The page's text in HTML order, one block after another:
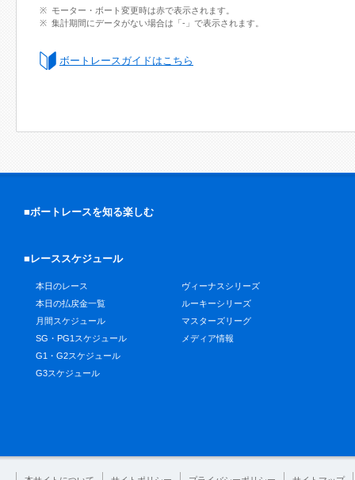
モーター・ボート変更時は赤で表示されます。
集計期間にデータがない場合は「-」で表示されます。
ボートレースガイドはこちら
■ボートレースを知る楽しむ
■レーススケジュール
本日のレース
本日の払戻金一覧
月間スケジュール
SG・PG1スケジュール
G1・G2スケジュール
G3スケジュール
ヴィーナスシリーズ
ルーキーシリーズ
マスターズリーグ
メディア情報